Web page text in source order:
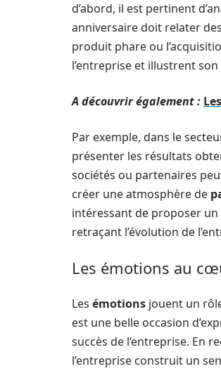
d’abord, il est pertinent
anniversaire doit relater
produit phare ou
l’entreprise et illustrent
A découvrir également :
Par exemple, dans le
présenter les résultats
sociétés ou partenaires
créer une atmosphère de
intéressant de proposer
retraçant l’évolution de
Les émotions au
Les émotions jouent un
est une belle occasion
succès de l’entreprise. En
l’entreprise construit un